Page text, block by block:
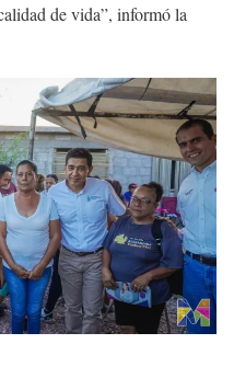
de vida”, informó la